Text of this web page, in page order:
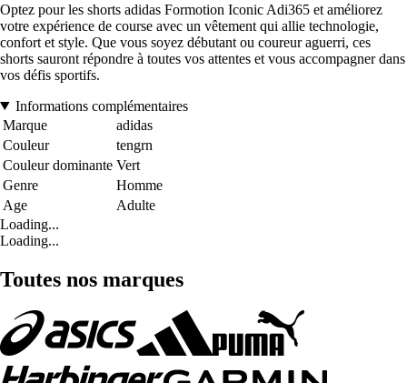
Optez pour les shorts adidas Formotion Iconic Adi365 et améliorez
votre expérience de course avec un vêtement qui allie technologie,
confort et style. Que vous soyez débutant ou coureur aguerri, ces
shorts sauront répondre à toutes vos attentes et vous accompagner dans
vos défis sportifs.
Informations complémentaires
Marque
adidas
Couleur
tengrn
Couleur dominante Vert
Genre
Homme
Age
Adulte
Loading...
Loading...
Toutes nos marques